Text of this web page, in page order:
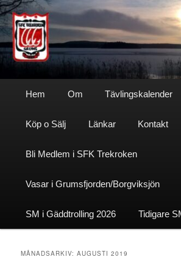
Hoppa
till
primärt
innehåll
Hoppa
till
sekundärt
innehållSfktrekroken
Hem Om Tävlingskalender
Köp o Sälj Länkar Kontakt
Bli Medlem i SFK Trekroken
Vasar i Grumsfjorden/Borgviksjön
SM i Gäddtrolling 2026 Tidigare
MÅNADSARKIV:AUGUSTI 2019